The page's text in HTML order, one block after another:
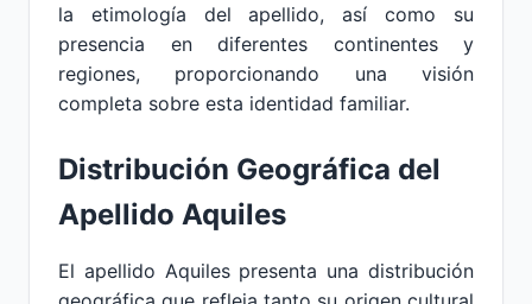
la etimología del apellido, así como su
presencia en diferentes continentes y
regiones, proporcionando una visión
completa sobre esta identidad familiar.
Distribución Geográfica del
Apellido Aquiles
El apellido Aquiles presenta una distribución